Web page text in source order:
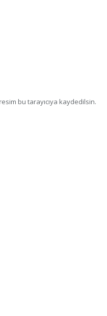
bu tarayıcıya kaydedilsin.